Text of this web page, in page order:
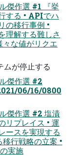
傑作選 #1 『挙
する • APIでハ
の移⾏事例 •
理解する難しさ
々な値がリクエ
ムが停⽌する
傑作選 #2
06/16/0800
傑作選 #2 塩漬
リプレイス • 運
ースを実現する
⾏戦略の⽴案 •
実施